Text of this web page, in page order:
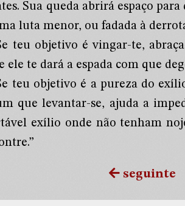
Sua queda abrirá espaço
luta menor, ou fadada à
teu objetivo é vingar-te,
ele te dará a espada com que
teu objetivo é a pureza do
que levantar-se, ajuda a
exílio onde não tenham
seguinte